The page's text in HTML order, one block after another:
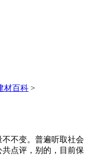
材百科 >
不变。普遍听取社会
点评，别的，目前保